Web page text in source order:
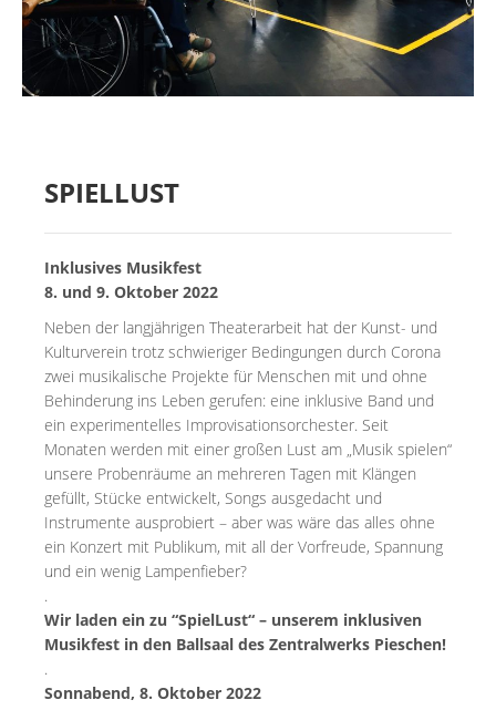
VERMIETUNG
UNTERSTÜTZEN
NEWSLETTER
SPIELLUST
Inklusives Musikfest
8. und 9. Oktober 2022
Neben der langjährigen Theaterarbeit hat der Kunst- und
Kulturverein trotz schwieriger Bedingungen durch Corona
zwei musikalische Projekte für Menschen mit und ohne
Behinderung ins Leben gerufen: eine inklusive Band und
ein experimentelles Improvisationsorchester. Seit
Monaten werden mit einer großen Lust am „Musik spielen“
unsere Probenräume an mehreren Tagen mit Klängen
gefüllt, Stücke entwickelt, Songs ausgedacht und
Instrumente ausprobiert – aber was wäre das alles ohne
ein Konzert mit Publikum, mit all der Vorfreude, Spannung
und ein wenig Lampenfieber?
.
Wir laden ein zu “SpielLust“ – unserem inklusiven
Musikfest in den Ballsaal des Zentralwerks Pieschen!
.
Sonnabend, 8. Oktober 2022